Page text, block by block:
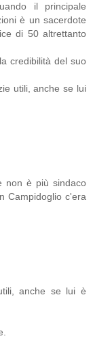
il principale
è un sacerdote
di 50 altrettanto
credibilità del suo
utili, anche se lui
non è più sindaco
Campidoglio c'era
anche se lui è